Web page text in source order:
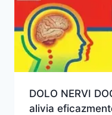
DOLO NERVI
alivia